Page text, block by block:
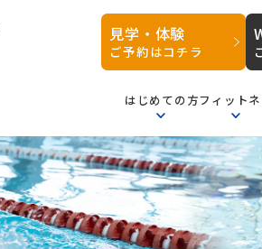
見学・体験
ご予約はコチラ
はじめての方フィット